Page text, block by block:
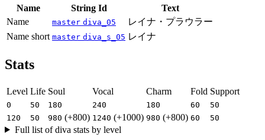
Name String Id
Text
Name
master diva_05
レイナ・プラウラー
Name short master diva_s_05 レイナ
Stats
Level Life Soul Vocal Charm Fold Support
0 50 180 240 180 60
50
120
50 980 (+800) 1240 (+1000) 980 (+800) 60 50
Full list of diva stats by level